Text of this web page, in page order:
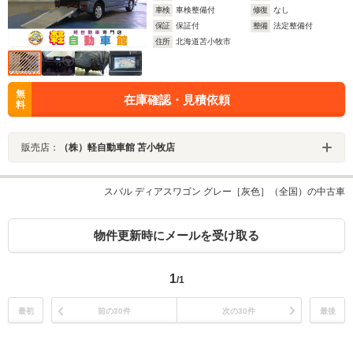
車検
車検整備付 修復
なし
保証
保証付 整備
法定整備付
住所
北海道苫小牧市
無
料
在庫確認・見積依頼
販売店： （株）軽自動車館 苫小牧店
スバル ディアスワゴン グレー［灰色］（全国）の中古車
物件更新時にメールを受け取る
1/1
最初 前の30件 次の30件 最後